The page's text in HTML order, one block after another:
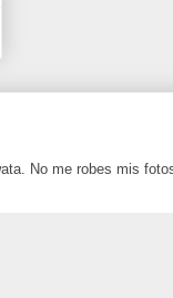
No me robes mis